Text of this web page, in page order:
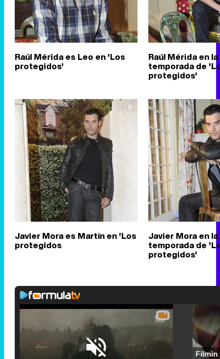
Raúl Mérida es Leo en 'Los
protegidos'
Raúl Mérida en
temporada de
protegidos'
8
Javier Mora es Martín en 'Los
protegidos
Javier Mora en
temporada de
protegidos'